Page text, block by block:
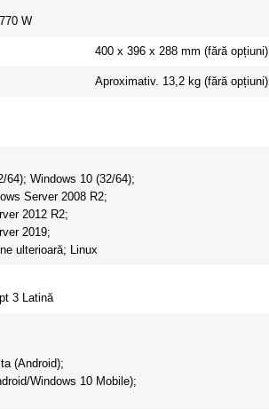
W
400 x 396 x 288 mm (fără opțiuni)
Aproximativ. 13,2 kg (fără opțiuni)
64); Windows 10 (32/64);
Server 2008 R2;
2012 R2;
2019;
ulterioară;
Linux
3 Latină
(Android);
Windows 10 Mobile);